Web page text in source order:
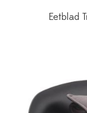
Eetblad